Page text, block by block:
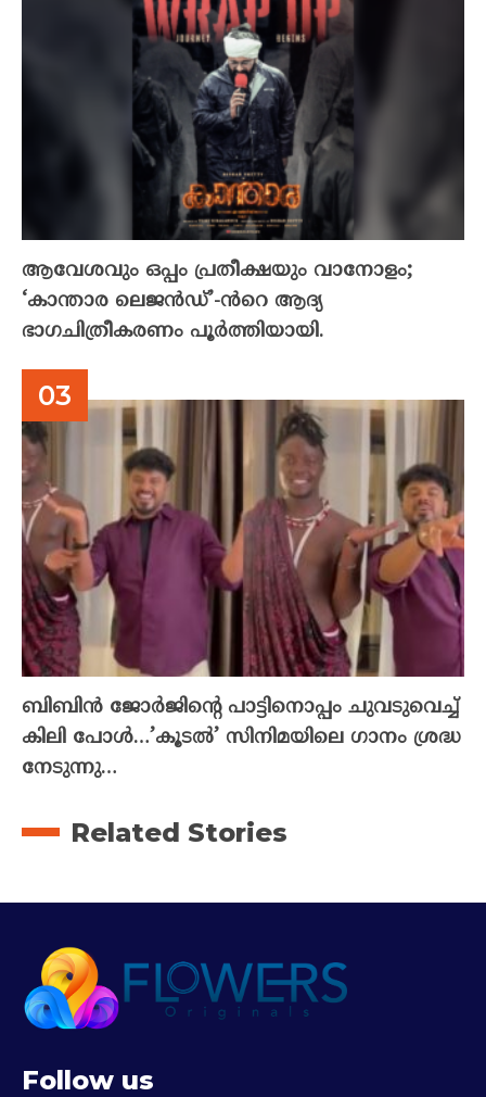
ആവേശവും ഒപ്പം പ്രതീക്ഷയും വാനോളം;
‘കാന്താര ലെജൻഡ്’-ൻറെ ആദ്യ
ഭാഗചിത്രീകരണം പൂർത്തിയായി.
ബിബിൻ ജോർജിന്റെ പാട്ടിനൊപ്പം ചുവടുവെച്ച്
കിലി പോൾ…’കൂടൽ’ സിനിമയിലെ ഗാനം ശ്രദ്ധ
നേടുന്നു…
Related Stories
Follow us